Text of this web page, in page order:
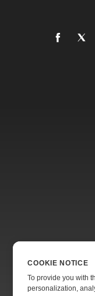
COOKIE NOTICE
To provide you with
personalization,